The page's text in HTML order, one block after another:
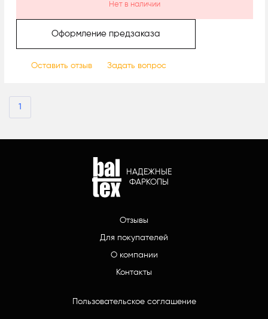
Нет в наличии
Оформление предзаказа
Оставить отзыв Задать вопрос
1
НАДЕЖНЫЕ
ФАРКОПЫ
Отзывы
Для покупателей
О компании
Контакты
Пользовательское соглашение